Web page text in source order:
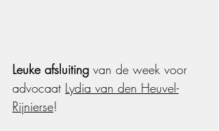
Leuke afsluiting van de week voor
advocaat Lydia van den Heuvel-
Rijnierse!